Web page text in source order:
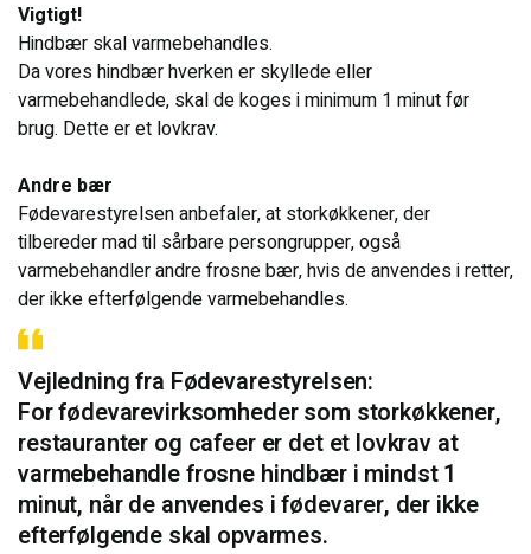
Vigtigt!
Hindbær skal varmebehandles.
Da vores hindbær hverken er skyllede eller
varmebehandlede, skal de koges i minimum 1 minut før
brug. Dette er et lovkrav.
Andre bær
Fødevarestyrelsen anbefaler, at storkøkkener, der
tilbereder mad til sårbare persongrupper, også
varmebehandler andre frosne bær, hvis de anvendes i retter,
der ikke efterfølgende varmebehandles.
Vejledning fra Fødevarestyrelsen:
For fødevarevirksomheder som storkøkkener,
restauranter og cafeer er det et lovkrav at
varmebehandle frosne hindbær i mindst 1
minut, når de anvendes i fødevarer, der ikke
efterfølgende skal opvarmes.